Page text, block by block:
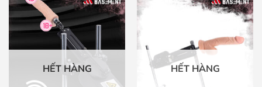
HẾT HÀNG HẾT HÀNG